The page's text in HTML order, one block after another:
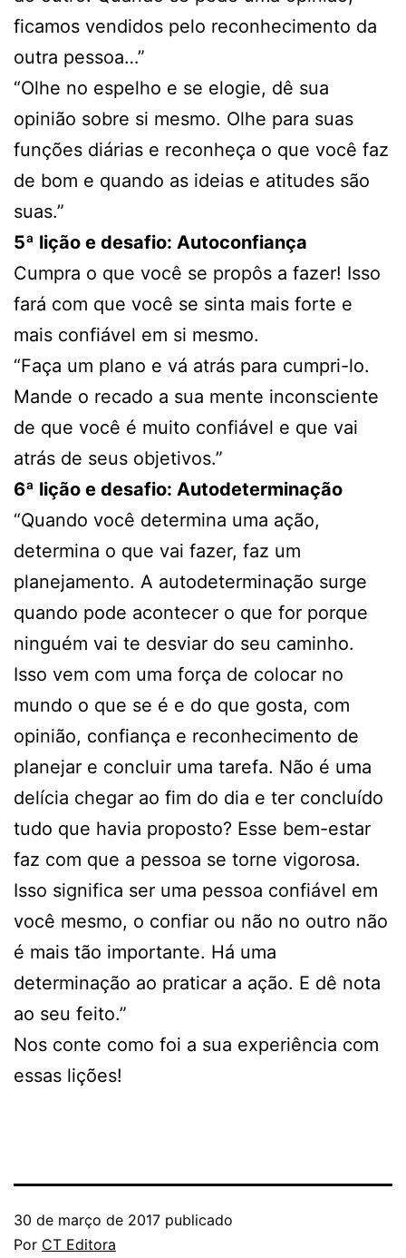
ficamos vendidos pelo reconhecimento da
outra pessoa…”
“Olhe no espelho e se elogie, dê sua
opinião sobre si mesmo. Olhe para suas
funções diárias e reconheça o que você faz
de bom e quando as ideias e atitudes são
suas.”
5ª lição e desafio: Autoconfiança
Cumpra o que você se propôs a fazer! Isso
fará com que você se sinta mais forte e
mais confiável em si mesmo.
“Faça um plano e vá atrás para cumpri-lo.
Mande o recado a sua mente inconsciente
de que você é muito confiável e que vai
atrás de seus objetivos.”
6ª lição e desafio: Autodeterminação
“Quando você determina uma ação,
determina o que vai fazer, faz um
planejamento. A autodeterminação surge
quando pode acontecer o que for porque
ninguém vai te desviar do seu caminho.
Isso vem com uma força de colocar no
mundo o que se é e do que gosta, com
opinião, confiança e reconhecimento de
planejar e concluir uma tarefa. Não é uma
delícia chegar ao fim do dia e ter concluído
tudo que havia proposto? Esse bem-estar
faz com que a pessoa se torne vigorosa.
Isso significa ser uma pessoa confiável em
você mesmo, o confiar ou não no outro não
é mais tão importante. Há uma
determinação ao praticar a ação. E dê nota
ao seu feito.”
Nos conte como foi a sua experiência com
essas lições!
30 de março de 2017 publicado
Por CT Editora